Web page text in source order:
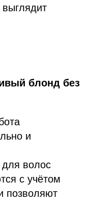
блонд без
и
волос
с учётом
позволяют